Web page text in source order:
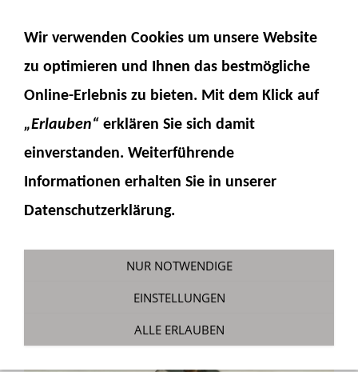
H16-1-1
16 mm Zylinderteile
Wir verwenden Cookies um unsere Website
zu optimieren und Ihnen das bestmögliche
Online-Erlebnis zu bieten. Mit dem Klick auf
„Erlauben“ erklären Sie sich damit
einverstanden. Weiterführende
Informationen erhalten Sie in unserer
Datenschutzerklärung.
NUR NOTWENDIGE
EINSTELLUNGEN
ALLE ERLAUBEN